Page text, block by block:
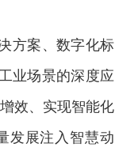
方案、数字化标
业场景的深度应
效、实现智能化
发展注入智慧动